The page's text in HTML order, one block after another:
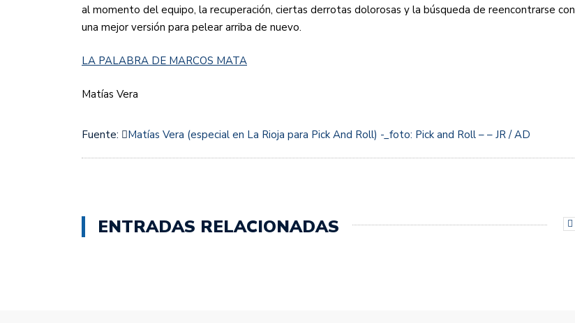
al momento del equipo, la recuperación, ciertas derrotas dolorosas y la búsqueda de reencontrarse con
una mejor versión para pelear arriba de nuevo.
LA PALABRA DE MARCOS MATA
Matías Vera
Fuente: Matías Vera (especial en La Rioja para Pick And Roll) -_foto: Pick and Roll – – JR / AD
ENTRADAS RELACIONADAS